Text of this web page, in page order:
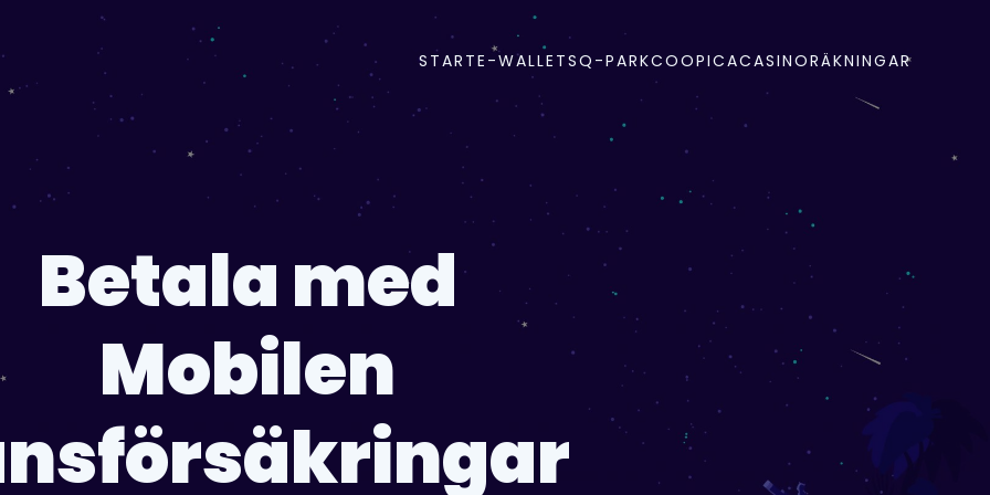
STARTE-WALLETSQ-PARKCOOPICACASINORÄKNINGAR
Betala med
Mobilen